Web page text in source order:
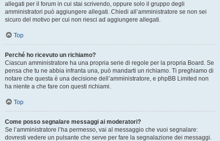
allegati per il forum in cui stai scrivendo, oppure solo il gruppo degli
amministratori può aggiungere allegati. Chiedi all’amministratore se non sei
sicuro del motivo per cui non riesci ad aggiungere allegati.
Top
Perché ho ricevuto un richiamo?
Ciascun amministratore ha una propria serie di regole per la propria Board. Se
pensa che tu ne abbia infranta una, può mandarti un richiamo. Ti preghiamo di
notare che questa è una decisione dell’amministratore, e phpBB Limited non
ha niente a che fare con questi richiami.
Top
Come posso segnalare messaggi ai moderatori?
Se l’amministratore l’ha permesso, vai al messaggio che vuoi segnalare:
dovresti vedere un pulsante che serve per fare la segnalazione dei messaggi.